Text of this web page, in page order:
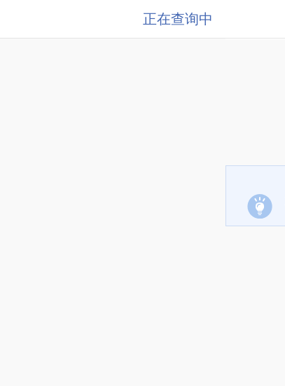
正在查询中